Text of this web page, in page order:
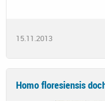
15.11.2013
Homo floresiensis